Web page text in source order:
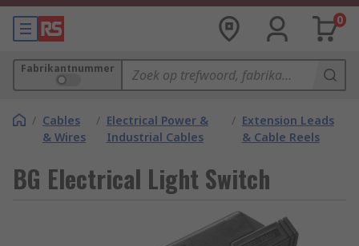
0
Fabrikantnummer
/ Cables
& Wires
/ Electrical Power &
Industrial Cables
/ Extension Leads
& Cable Reels
BG Electrical Light Switch